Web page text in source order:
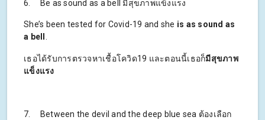
6. Be as sound as a bell มีสุขภาพแข็งแรง
She’s been tested for Covid-19 and she is as sound as
a bell
เธอได้รับการตรวจหาเชื้อโควิด19 และตอนนี้เธอก็มีสุขภาพ
แข็งแรง
7. Between the devil and the deep blue sea ต้องเลือก